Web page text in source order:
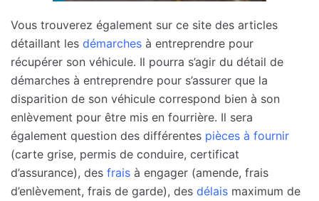
Vous trouverez également sur ce site des articles
détaillant les démarches à entreprendre pour
récupérer son véhicule. Il pourra s’agir du détail de
démarches à entreprendre pour s’assurer que la
disparition de son véhicule correspond bien à son
enlèvement pour être mis en fourrière. Il sera
également question des différentes pièces à fournir
(carte grise, permis de conduire, certificat
d’assurance), des frais à engager (amende, frais
d’enlèvement, frais de garde), des délais maximum de